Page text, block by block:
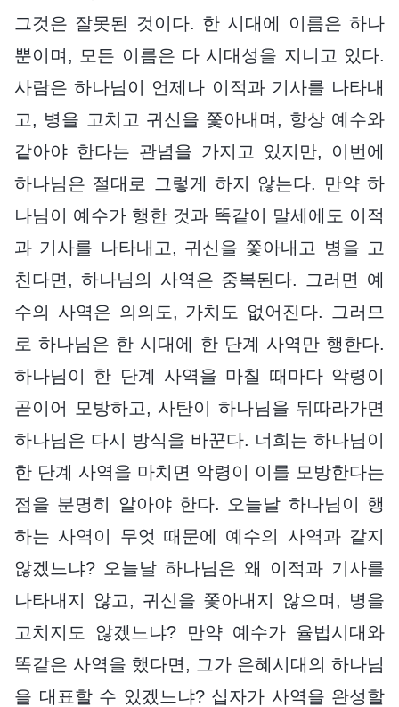
그것은 잘못된 것이다. 한 시대에 이름은 하나
뿐이며, 모든 이름은 다 시대성을 지니고 있다.
사람은 하나님이 언제나 이적과 기사를 나타내
고, 병을 고치고 귀신을 쫓아내며, 항상 예수와
같아야 한다는 관념을 가지고 있지만, 이번에
하나님은 절대로 그렇게 하지 않는다. 만약 하
나님이 예수가 행한 것과 똑같이 말세에도 이적
과 기사를 나타내고, 귀신을 쫓아내고 병을 고
친다면, 하나님의 사역은 중복된다. 그러면 예
수의 사역은 의의도, 가치도 없어진다. 그러므
로 하나님은 한 시대에 한 단계 사역만 행한다.
하나님이 한 단계 사역을 마칠 때마다 악령이
곧이어 모방하고, 사탄이 하나님을 뒤따라가면
하나님은 다시 방식을 바꾼다. 너희는 하나님이
한 단계 사역을 마치면 악령이 이를 모방한다는
점을 분명히 알아야 한다. 오늘날 하나님이 행
하는 사역이 무엇 때문에 예수의 사역과 같지
않겠느냐? 오늘날 하나님은 왜 이적과 기사를
나타내지 않고, 귀신을 쫓아내지 않으며, 병을
고치지도 않겠느냐? 만약 예수가 율법시대와
똑같은 사역을 했다면, 그가 은혜시대의 하나님
을 대표할 수 있겠느냐? 십자가 사역을 완성할